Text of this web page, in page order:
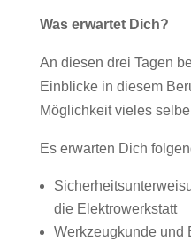
Was erwartet Dich?
An diesen drei Tagen
Einblicke in diesem
Möglichkeit vieles
Es erwarten Dich
die Elektrowerkstatt
Werkzeugkunde und